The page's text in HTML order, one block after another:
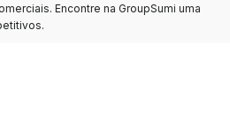
Encontre na GroupSumi uma